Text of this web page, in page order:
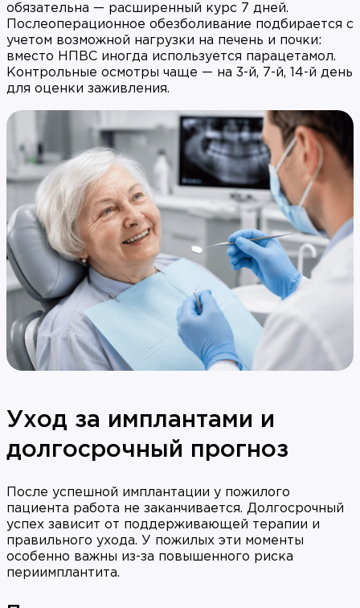
обязательна — расширенный курс 7 дней.
Послеоперационное обезболивание подбирается с
учетом возможной нагрузки на печень и почки:
вместо НПВС иногда используется парацетамол.
Контрольные осмотры чаще — на 3-й, 7-й, 14-й день
для оценки заживления.
Уход за имплантами и
долгосрочный прогноз
После успешной имплантации у пожилого
пациента работа не заканчивается. Долгосрочный
успех зависит от поддерживающей терапии и
правильного ухода. У пожилых эти моменты
особенно важны из-за повышенного риска
периимплантита.